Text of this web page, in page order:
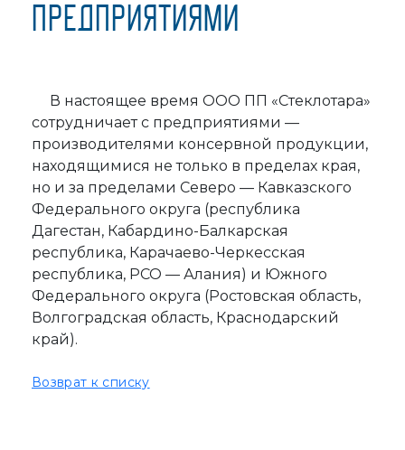
ПРЕДПРИЯТИЯМИ
В настоящее время ООО ПП «Стеклотара»
сотрудничает с предприятиями —
производителями консервной продукции,
находящимися не только в пределах края,
но и за пределами Северо — Кавказского
Федерального округа (республика
Дагестан, Кабардино-Балкарская
республика, Карачаево-Черкесская
республика, РСО — Алания) и Южного
Федерального округа (Ростовская область,
Волгоградская область, Краснодарский
край).
Возврат к списку